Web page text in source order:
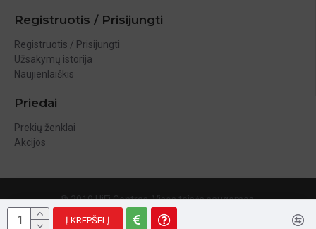
Į KREPŠELĮ
Registruotis / Prisijungti
Registruotis / Prisijungti
Užsakymų istorija
Naujienlaiškis
Priedai
Prekių ženklai
Akcijos
© 2019 HiFi Centras. Visos teisės saugomos.
Sprendimas: